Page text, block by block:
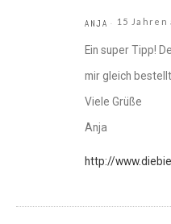
ANJA 15 Jahren
Ein super Tipp!
mir gleich
Viele Grüße
Anja
http://